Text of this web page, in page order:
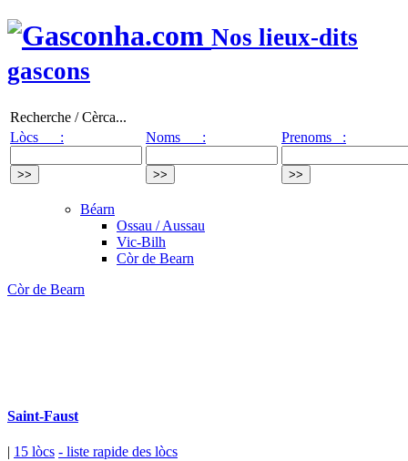
Nos lieux-dits
gascons
Recherche / Cèrca...
Lòcs :
Noms : Prenoms :
Béarn
Ossau / Aussau
Vic-Bilh
Còr de Bearn
Còr de Bearn
Saint-Faust
| 15 lòcs - liste rapide des lòcs